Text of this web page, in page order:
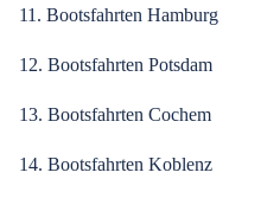
11. Bootsfahrten Hamburg
12. Bootsfahrten Potsdam
13. Bootsfahrten Cochem
14. Bootsfahrten Koblenz